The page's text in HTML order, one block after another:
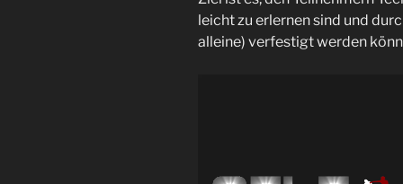
leicht zu erlernen sind und
alleine) verfestigt werden